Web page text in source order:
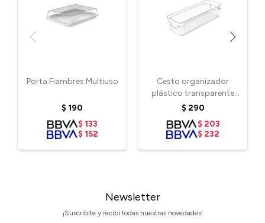
Porta Fiambres Multiuso
$ 190
$ 133
$ 152
Cesto organizador
plástico transparente
30x10x7 cm
$ 290
$ 203
$ 232
Newsletter
¡Suscribite y recibí todas nuestras novedades!